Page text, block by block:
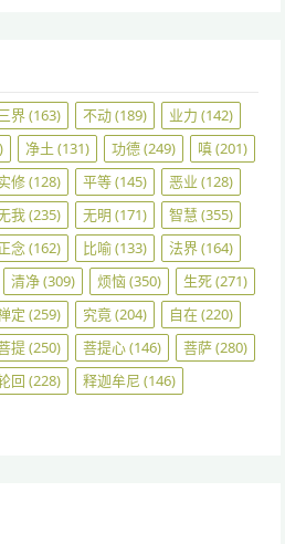
界(163) 不动(189) 业力 (142)
净土 (131) 功德(249) 嗔(201)
修(128) 平等(145) 恶业 (128)
我(235) 无明 (171) 智慧 (355)
念(162) 比喻(133) 法界(164)
清净(309) 烦恼(350) 生死(271)
定 (259) 究竟(204) 自在(220)
提(250) 菩提心(146) 菩萨(280)
回 (228) 释迦牟尼 (146)